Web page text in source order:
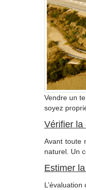
Vendre un
soyez
Vérifier la
Avant toute
naturel. Un
Estimer